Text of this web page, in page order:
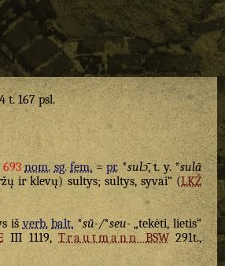
t. 167 psl.
693 nom. sg. fem.=pr.*sulɔ̄, t. y. *sulā
ir klevų) sultys; sultys, syvai“ (LKŽ
išverb. balt.*sū̆-/*seu-„tekėti, lietis“
III 1119,TrautmannBSW291t.,